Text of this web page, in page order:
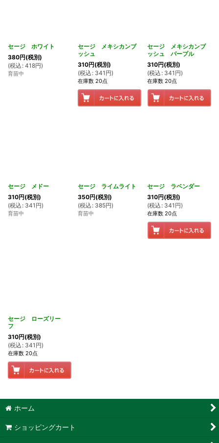
セージ ホワイト
380円(税別)
(税込 : 418円)
育苗中
セージ メキシカンブ
ッシュ
310円(税別)
(税込 : 341 円)
在庫数 20点
セージ メキシカンブ
ッシュ パープル
310円(税別)
(税込 : 341 円)
在庫数 20点
セージ メドー
310円(税別)
(税込 : 341 円)
育苗中
セージ ライムライト
350円(税別)
(税込 : 385円)
育苗中
セージ ラベンダー
310円(税別)
(税込 : 341 円)
在庫数 20点
セージ ローズリー
フ
310円(税別)
(税込 : 341 円)
在庫数 20点
ホーム
ショッピングカート